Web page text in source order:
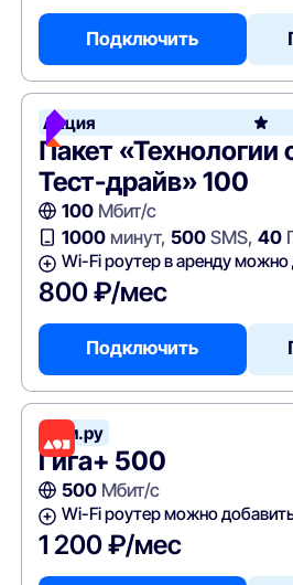
Подключить
Акция
Пакет
Тест-драйв» 100
100Мбит/с
1000минут, 500SMS, 40
Wi-Fi роутер в аренду можно
800 ₽/мес
Подключить
Дом.ру
Гига+ 500
500Мбит/с
Wi-Fi роутер можно
1 200 ₽/мес